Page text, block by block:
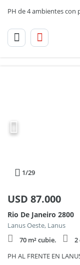
PH de 4 ambientes con
1/29
USD 87.000
Rio De Janeiro 2800
Lanus Oeste, Lanus
70 m² cubie.
2
PH AL FRENTE EN